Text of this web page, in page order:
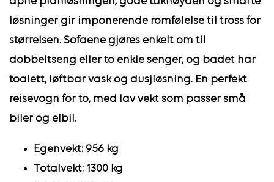
løsninger gir imponerende romfølelse til tross for
størrelsen. Sofaene gjøres enkelt om til
dobbeltseng eller to enkle senger, og badet har
toalett, løftbar vask og dusjløsning. En perfekt
reisevogn for to, med lav vekt som passer små
biler og elbil.
Egenvekt: 956 kg
Totalvekt: 1300 kg